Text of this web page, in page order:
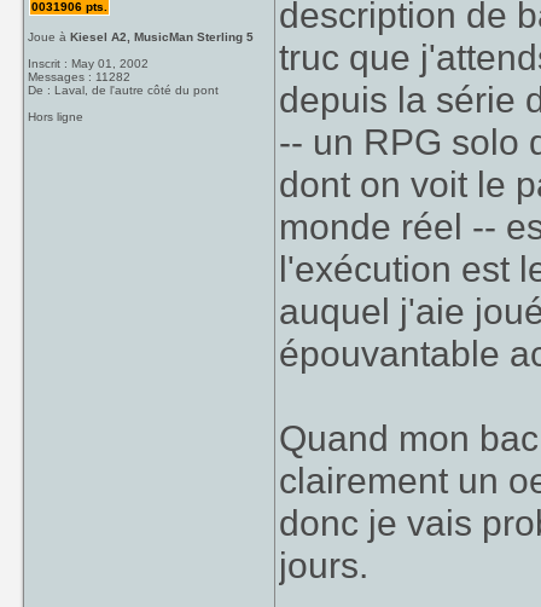
0031906 pts.
Joue àKiesel A2, MusicMan Sterling 5
Inscrit : May 01, 2002
Messages : 11282
De : Laval, de l'autre côté du pont
Hors ligne
description de
truc que
depuis la série
-- un RPG solo
dont on voit le
monde réel --
l'exécution est
auquel j'aie
épouvantable
Quand mon
clairement un
donc je vais
jours.